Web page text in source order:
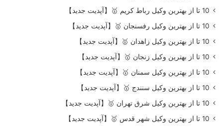
10 تا از بهترین وکیل رباط کریم 🥇【آپدیت جدید】
10 تا از بهترین وکیل رفسنجان 🥇【آپدیت جدید】
10 تا از بهترین وکیل زاهدان 🥇【آپدیت جدید】
10 تا از بهترین وکیل زنجان 🥇【آپدیت جدید】
10 تا از بهترین وکیل سمنان 🥇【آپدیت جدید】
10 تا از بهترین وکیل سنندج 🥇【آپدیت جدید】
10 تا از بهترین وکیل شرق تهران 🥇【آپدیت جدید】
10 تا از بهترین وکیل شهر قدس 🥇【آپدیت جدید】